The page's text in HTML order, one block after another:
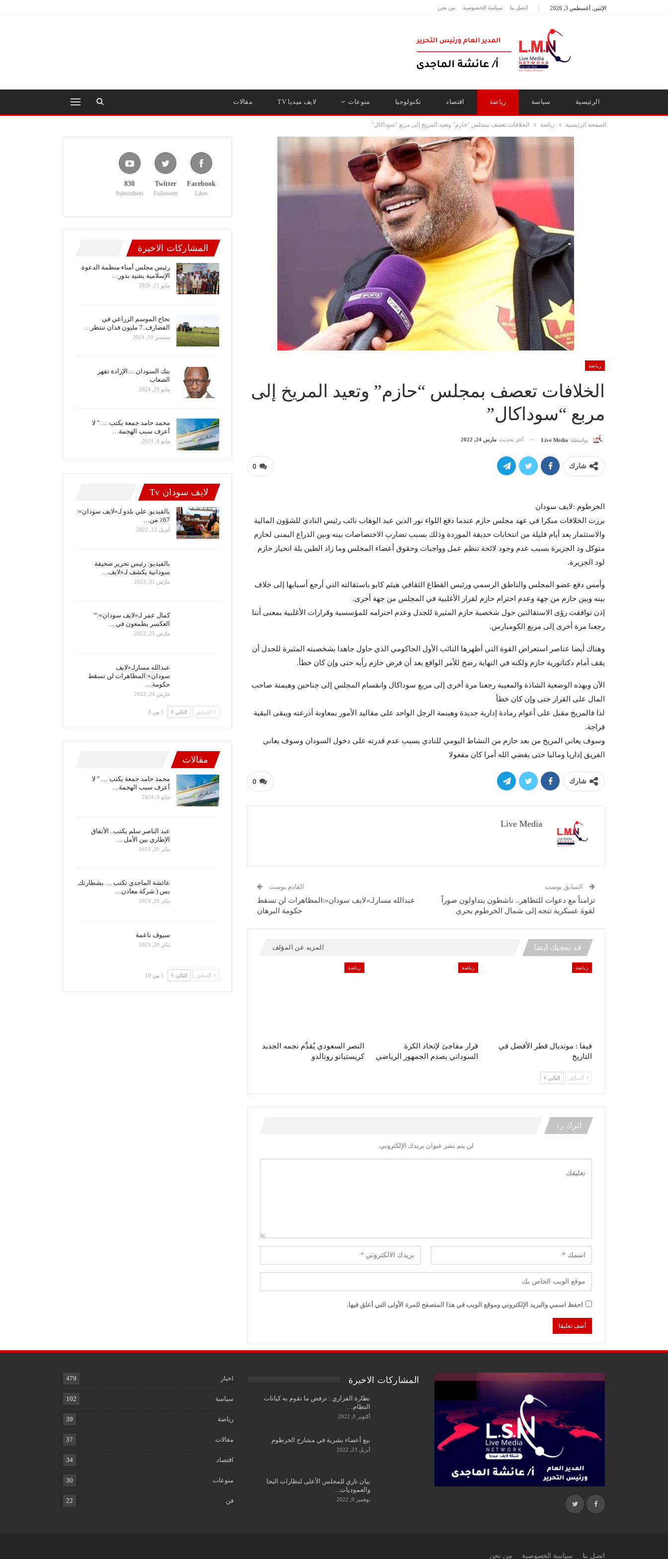
الإثنين, أغسطس 3, 2026 اتصل بنا سياسة الخصوصية من نحن
الرئيسية سياسة رياضة اقتصاد تكنولوجيا منوعات لايف ميديا TV مقالات
الصفحة الرئيسية رياضة الخلافات تعصف بمجلس “حازم” وتعيد المريخ إلى مربع “سوداكال”
رياضة
الخلافات تعصف بمجلس “حازم” وتعيد المريخ إلى
مربع “سوداكال”
بواسطة Live Media آخر تحديث مارس 24, 2022
0 شارك
الخرطوم :لايف سودان
برزت الخلافات مبكرا في عهد مجلس حازم عندما دفع اللواء نور الدين عبد الوهاب نائب رئيس النادي للشؤون المالية
والاستثمار بعد أيام قليلة من انتخابات حديقة الموردة وذلك بسبب تضارب الاختصاصات بينه وبين الذراع اليمنى لحازم
متوكل ود الجزيرة بسبب عدم وجود لائحة تنظم عمل وواجبات وحقوق أعضاء المجلس وما زاد الطين بلة انحياز حازم
لود الجزيرة.
وأمس دفع عضو المجلس والناطق الرسمي ورئيس القطاع الثقافي هيثم كابو باستقالته التي أرجع أسبابها إلى خلاف
بينه وبين حازم من جهة وعدم احترام حازم لقرار الأغلبية في المجلس من جهة أخرى.
إذن توافقت رؤى الاستقالتين حول شخصية حازم المثيرة للجدل وعدم احترامه للمؤسسية وقرارات الأغلبية بمعنى أننا
رجعنا مرة أخرى إلى مربع الكومبارس.
وهناك أيضا عناصر استعراض القوة التي أظهرها النائب الأول الجاكومي الذي حاول جاهدا بشخصيته المثيرة للجدل أن
يقف أمام دكتاتورية حازم ولكنه في النهاية رضخ للأمر الواقع بعد أن فرض حازم رأيه حتى وإن كان خطأ.
الآن وبهذه الوضعية الشاذة والمعيبة رجعنا مرة أخرى إلى مربع سوداكال وانقسام المجلس إلى جناحين وهيمنة صاحب
المال على القرار حتى وإن كان خطأ
لذا فالمريخ مقبل على أعوام رمادة إدارية جديدة وهينمة الرجل الواحد على مقاليد الأمور بمعاونة أذرعته ويبقى البقية
فراجة.
وسوف يعاني المريخ من بعد حازم من النشاط اليومي للنادي بسبب عدم قدرته على دخول السودان وسوف يعاني
الفريق إداريا وماليا حتى يقضي الله أمرا كان مفعولا
0 شارك
Live Media
السابق بوست
تزامناً مع دعوات للتظاهر.. ناشطون يتداولون صوراً
لقوة عسكرية تتجه إلى شمال الخرطوم بحري
القادم بوست
عبدالله مسارلـ«لايف سودان»:المظاهرات لن تسقط
حكومة البرهان
قد يعجبك ايضا المزيد عن المؤلف
رياضة
فيفا : مونديال قطر الأفضل في
التاريخ
رياضة
قرار مفاجئ لإتحاد الكرة
السوداني يصدم الجمهور الرياضي
رياضة
النصر السعودي يُقدِّم نجمه الجديد
كريستيانو رونالدو
السابق التالي
اترك رد
لن يتم نشر عنوان بريدك الإلكتروني.
احفظ اسمي والبريد الإلكتروني وموقع الويب في هذا المتصفح للمرة الأولى التي أعلق فيها.
Facebook
Likes
Twitter
Followers
830
Subscribers
المشاركات الاخيرة
رئيس مجلس أمناء منظمة الدعوة
الإسلامية يشيد بدور…
مايو 11, 2026
نجاح الموسم الزراعي في
القضارف..7 مليون فدان تنتظر…
سبتمبر 10, 2024
بنك السودان….الإرادة تقهر
الصعاب
مايو 29, 2024
محمد حامد جمعة يكتب … ” لا
أعرف سبب الهجمة…
مايو 9, 2024
لايف سودان Tv
بالفيديو..علي بلدو لـ«لايف سودان»:
67٪ من…
أبريل 12, 2022
بالفيديو: رئيس تحرير صحيفة
سودانية يكشف لـ«لايف…
مارس 31, 2022
كمال عمر لـ«لايف سودان»:”
العكسر يطمعون في…
مارس 25, 2022
عبدالله مسارلـ«لايف
سودان»:المظاهرات لن تسقط
حكومة…
مارس 24, 2022
السابق التالي 1 من 3
مقالات
محمد حامد جمعة يكتب … ” لا
أعرف سبب الهجمة…
مايو 9, 2024
عبد الناصر سلم يكتب.. الأتفاق
الإطاري بين الأمل…
يناير 29, 2023
عائشة الماجدي تكتب … بشطارتك
بس ( شركة معادن…
يناير 29, 2023
سيوف ناعمة
يناير 20, 2023
السابق التالي 1 من 10
المشاركات الاخيرة
نظارة الفزاري : ترفض ما تقوم به كيانات
النظام…
أكتوبر 8, 2022
بيع أعضاء بشرية في مشارح الخرطوم
أبريل 23, 2022
بيان ناري للمجلس الأعلى لنظارات البجا
والعموديات…
نوفمبر 9, 2022
اخبار 479
سياسة 102
رياضة 39
مقالات 37
اقتصاد 34
منوعات 30
فن 22
اتصل بنا سياسة الخصوصية من نحن